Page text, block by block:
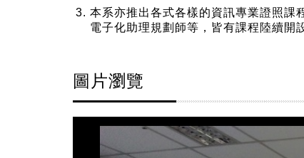
本系亦推出各式各樣的資訊專業證照
電子化助理規劃師等，皆有課程陸續開
圖片瀏覽